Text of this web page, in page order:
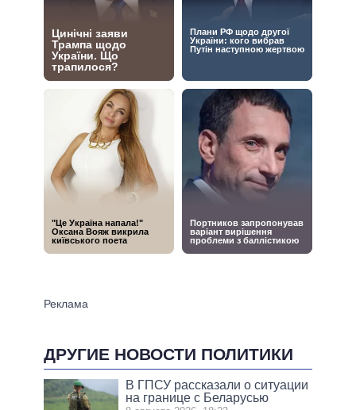
ДРУГИЕ НОВОСТИ ПОЛИТИКИ
В ГПСУ рассказали о ситуации
на границе с Беларусью